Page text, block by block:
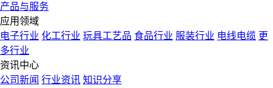
产品与服务
应用领域
电子行业 化工行业 玩具工艺品 食品行业 服装行业 电线电缆 更
多行业
资讯中心
公司新闻 行业资讯 知识分享